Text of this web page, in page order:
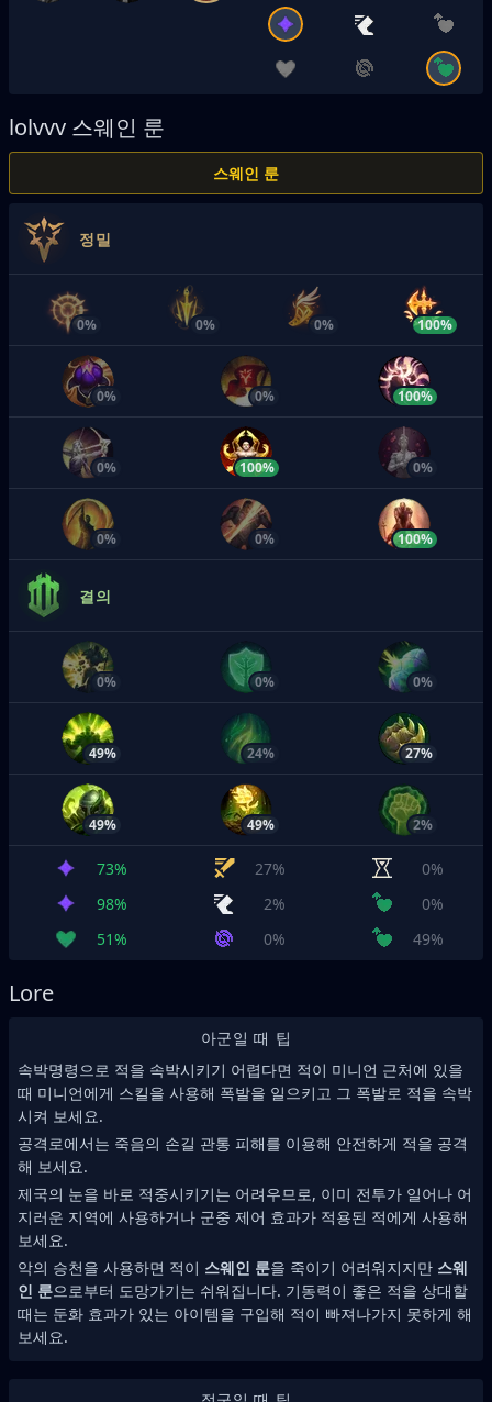
lolvvv 스웨인 룬
스웨인 룬
정밀
0% 0% 0% 100%
0% 0% 100%
0% 100% 0%
0% 0% 100%
결의
0% 0% 0%
49% 24% 27%
49% 49% 2%
73% 27%
0%
98%
2%
0%
51%
0% 49%
Lore
아군일 때 팁
속박명령으로 적을 속박시키기 어렵다면 적이 미니언 근처에 있을
때 미니언에게 스킬을 사용해 폭발을 일으키고 그 폭발로 적을 속박
시켜 보세요.
공격로에서는 죽음의 손길 관통 피해를 이용해 안전하게 적을 공격
해 보세요.
제국의 눈을 바로 적중시키기는 어려우므로, 이미 전투가 일어나 어
지러운 지역에 사용하거나 군중 제어 효과가 적용된 적에게 사용해
보세요.
악의 승천을 사용하면 적이 스웨인 룬을 죽이기 어려워지지만 스웨
인 룬으로부터 도망가기는 쉬워집니다. 기동력이 좋은 적을 상대할
때는 둔화 효과가 있는 아이템을 구입해 적이 빠져나가지 못하게 해
보세요.